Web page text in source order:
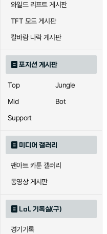
와일드 리프트 게시판
TFT 모드 게시판
칼바람 나락 게시판
포지션 게시판
Top
Jungle
Mid
Bot
Support
미디어 갤러리
팬아트 카툰 갤러리
동영상 게시판
LoL 기록실(구)
경기기록